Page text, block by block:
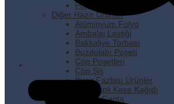
Popcorn Kese Kağıdı
Diğer Hazır Ürünler
Alüminyum Folyo
Ambalaj Lastiği
Bakkaliye Torbası
Buzdolabı Poşeti
Çöp Poşetleri
Çöp Şiş
İhraç Fazlası Ürünler
Kare Dipli Kese Kağıdı
Karton Çanta